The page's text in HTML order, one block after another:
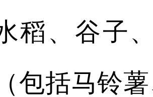
稻、谷子
（包括马铃